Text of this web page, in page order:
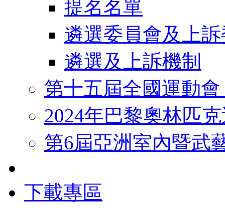
提名名單
遴選委員會及上
遴選及上訴機制
第十五屆全國運動
2024年巴黎奧林匹
第6屆亞洲室內暨武
下載專區